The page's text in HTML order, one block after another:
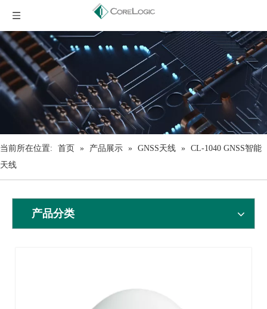
当前所在位置: 首页 » 产品展示 » GNSS天线 » CL-1040 GNSS智能
天线
产品分类